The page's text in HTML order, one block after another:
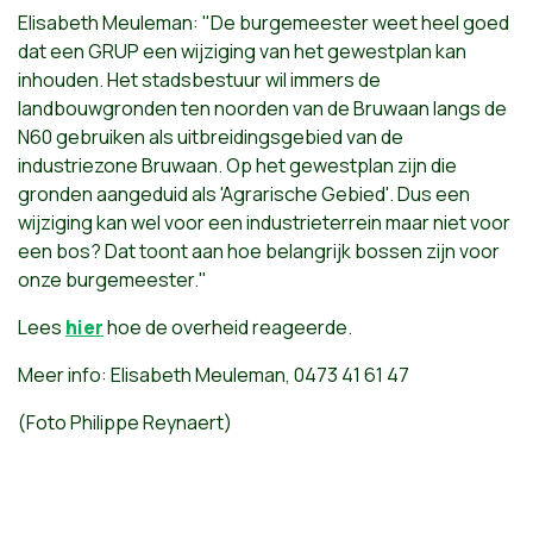
Elisabeth Meuleman: "De burgemeester weet heel goed
dat een GRUP een wijziging van het gewestplan kan
inhouden. Het stadsbestuur wil immers de
landbouwgronden ten noorden van de Bruwaan langs de
N60 gebruiken als uitbreidingsgebied van de
industriezone Bruwaan. Op het gewestplan zijn die
gronden aangeduid als 'Agrarische Gebied'. Dus een
wijziging kan wel voor een industrieterrein maar niet voor
een bos? Dat toont aan hoe belangrijk bossen zijn voor
onze burgemeester."
Lees hierhoe de overheid reageerde.
Meer info: Elisabeth Meuleman, 0473 41 61 47
(Foto Philippe Reynaert)